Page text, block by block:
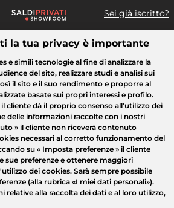
Sei già iscritto?
Casa Bellezza Elettrodomestici
la tua privacy è importante
e simili tecnologie al fine di analizzare la
del sito, realizzare studi e analisi sui
il sito e il suo rendimento e proporre al
basate sui propri interessi e profilo.
il cliente dà il proprio consenso all'utilizzo dei
delle informazioni raccolte con i nostri
» il cliente non riceverà contenuto
necessari al corretto funzionamento del
su « Imposta preferenze » il cliente
sue preferenze e ottenere maggiori
dei cookies. Sarà sempre possibile
(alla rubrica «I miei dati personali»).
relative alla raccolta dei dati e al loro utilizzo,